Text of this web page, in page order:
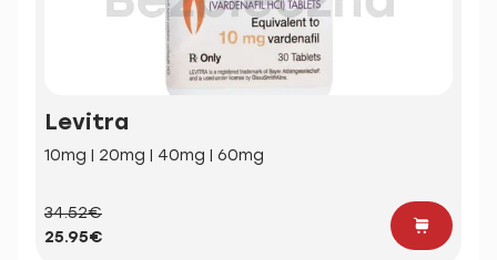
Levitra
10mg | 20mg | 40mg | 60mg
34.52€
25.95€